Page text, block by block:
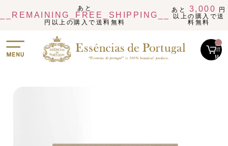
あと
__REMAINING_FREE_SHIPPING__
円以上の購入で送料無料
あと 3,000
円
以上の購入で送
料無料
__
IT
M_